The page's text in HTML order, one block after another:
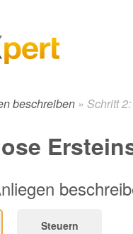
beschreiben » Schritt
Steuern